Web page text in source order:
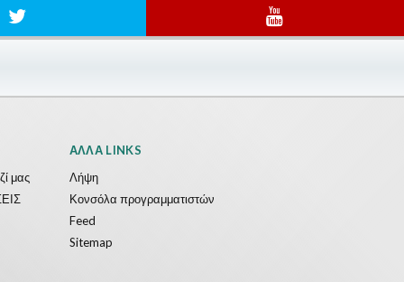
μας
ΆΛΛΑ LINKS
Λήψη
Κονσόλα προγραμματιστών
Feed
Sitemap